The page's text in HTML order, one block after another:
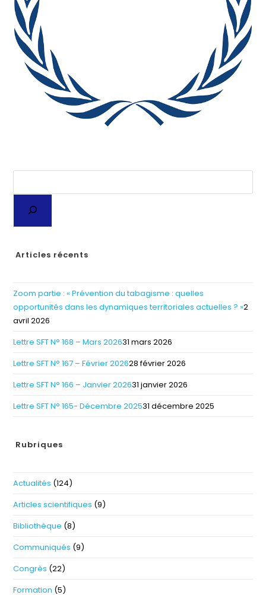
Articles récents
Zoom partie : « Prévention du tabagisme : quelles
opportunités dans les dynamiques territoriales actuelles ? »2
avril 2026
Lettre SFT N° 168 – Mars 202631 mars 2026
Lettre SFT N° 167 – Février 202628 février 2026
Lettre SFT N° 166 – Janvier 202631 janvier 2026
Lettre SFT N° 165- Décembre 202531 décembre 2025
Rubriques
Actualités (124)
Articles scientifiques (9)
Bibliothèque (8)
Communiqués (9)
Congrès (22)
Formation (5)